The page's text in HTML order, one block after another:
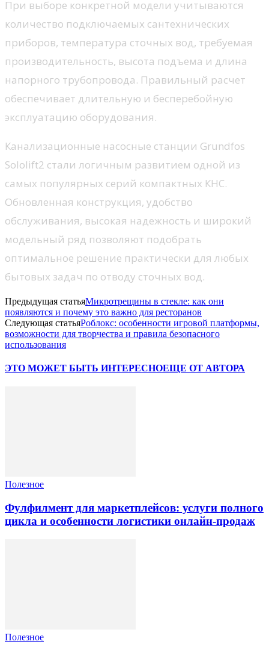
При выборе конкретной модели учитываются
количество подключаемых сантехнических
приборов, температура сточных вод, требуемая
производительность, высота подъема и длина
напорного трубопровода. Правильный расчет
обеспечивает длительную и бесперебойную
эксплуатацию оборудования.
Канализационные насосные станции Grundfos
Sololift2 стали логичным развитием одной из
самых популярных серий компактных КНС.
Обновленная конструкция, удобство
обслуживания, высокая надежность и широкий
модельный ряд позволяют подобрать
оптимальное решение практически для любых
бытовых задач по отводу сточных вод.
Предыдущая статьяМикротрещины в стекле: как они
появляются и почему это важно для ресторанов
Следующая статьяРоблокс: особенности игровой платформы,
возможности для творчества и правила безопасного
использования
ЭТО МОЖЕТ БЫТЬ ИНТЕРЕСНОЕЩЕ ОТ АВТОРА
Полезное
Фулфилмент для маркетплейсов: услуги полного
цикла и особенности логистики онлайн-продаж
Полезное